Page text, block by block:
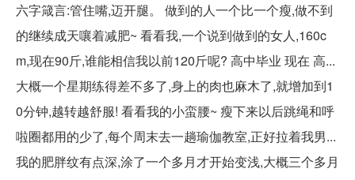
六字箴言:管住嘴,迈开腿。 做到的人一个比一个瘦,做不到
的继续成天嚷着减肥~ 看看我,一个说到做到的女人,160c
m,现在90斤,谁能相信我以前120斤呢? 高中毕业 现在 高...
大概一个星期练得差不多了,身上的肉也麻木了,就增加到1
0分钟,越转越舒服! 看看我的小蛮腰~ 瘦下来以后跳绳和呼
啦圈都用的少了,每个周末去一趟瑜伽教室,正好拉着我男...
我的肥胖纹有点深,涂了一个多月才开始变浅,大概三个多月